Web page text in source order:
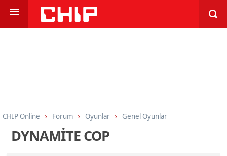
CHIP Online Forum Oyunlar Genel Oyunlar
DYNAMİTE COP